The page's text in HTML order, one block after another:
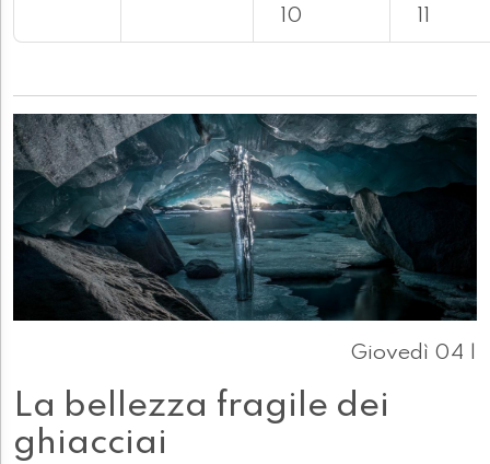
10
11
Giovedì 04 |
La bellezza fragile dei
ghiacciai